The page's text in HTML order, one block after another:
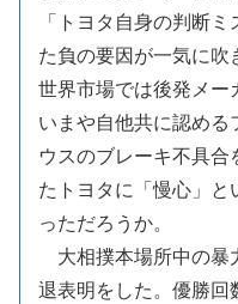
「トヨタ自身の判断
た負の要因が一気に吹
世界市場では後発メー
いまや自他共に認める
ウスのブレーキ不具
たトヨタに「慢心」と
っただろうか。
大相撲本場所中の暴
退表明をした。優勝回